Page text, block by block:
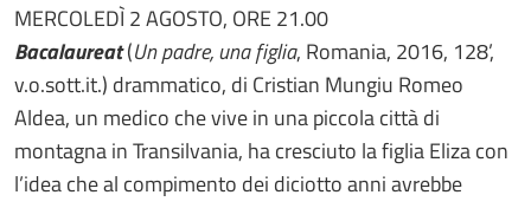
MERCOLEDÌ 2 AGOSTO, ORE 21.00
Bacalaureat(Un padre, una figlia, Romania, 2016, 128’,
v.o.sott.it.) drammatico, di Cristian Mungiu Romeo
Aldea, un medico che vive in una piccola città di
montagna in Transilvania, ha cresciuto la figlia Eliza con
l’idea che al compimento dei diciotto anni avrebbe